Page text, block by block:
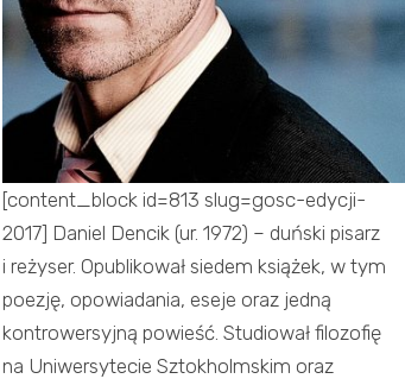
[content_block id=813 slug=gosc-edycji-
2017] Daniel Dencik (ur. 1972) – duński pisarz
i reżyser. Opublikował siedem książek, w tym
poezję, opowiadania, eseje oraz jedną
kontrowersyjną powieść. Studiował filozofię
na Uniwersytecie Sztokholmskim oraz